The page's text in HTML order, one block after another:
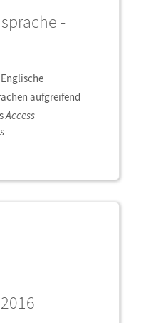
-
aufgreifend
Access